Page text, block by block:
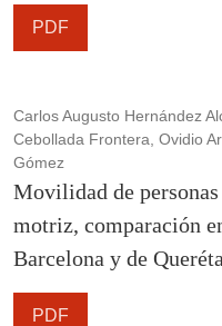
PDF
Carlos Augusto Hernández
Cebollada Frontera, Ovidio
Gómez
Movilidad de
motriz, comparación
Barcelona y de
PDF